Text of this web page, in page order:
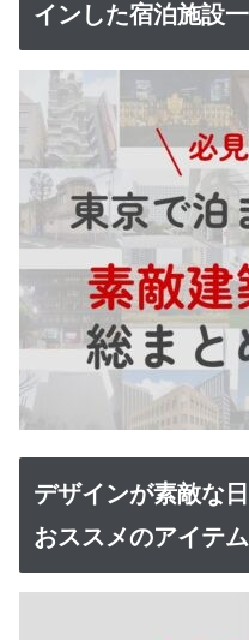
インした宿泊施設
デザインが素敵な
おススメのアイテ